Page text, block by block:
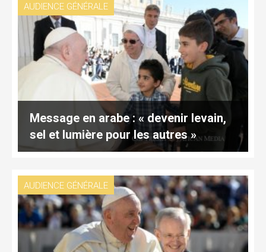
AUDIENCE GÉNÉRALE
Message en arabe : « devenir levain,
sel et lumière pour les autres »
AUDIENCE GÉNÉRALE